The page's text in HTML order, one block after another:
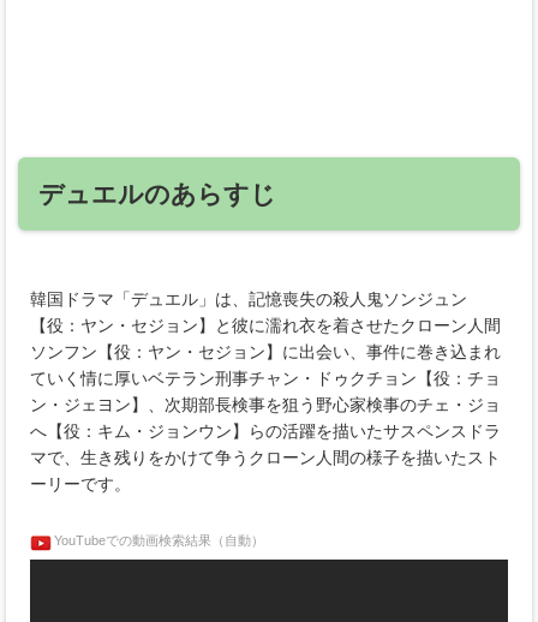
デュエルのあらすじ
韓国ドラマ「デュエル」は、記憶喪失の殺人鬼ソンジュン
【役：ヤン・セジョン】と彼に濡れ衣を着させたクローン人間
ソンフン【役：ヤン・セジョン】に出会い、事件に巻き込まれ
ていく情に厚いベテラン刑事チャン・ドゥクチョン【役：チョ
ン・ジェヨン】、次期部長検事を狙う野心家検事のチェ・ジョ
へ【役：キム・ジョンウン】らの活躍を描いたサスペンスドラ
マで、生き残りをかけて争うクローン人間の様子を描いたスト
ーリーです。
YouTubeでの動画検索結果（自動）